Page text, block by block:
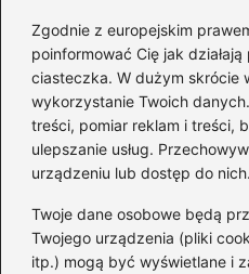
Zgodnie z europejskim
poinformować Cię jak
ciasteczka. W dużym skrócie
wykorzystanie Twoich
treści, pomiar reklam i treści,
ulepszanie usług.
urządzeniu lub dostęp do nich.
Twoje dane osobowe będą
Twojego urządzenia (pliki
itp.) mogą być wyświetlane i
Nazwa*
Adres email*
Witryna internetowa